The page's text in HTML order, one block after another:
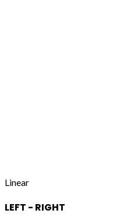
Linear
LEFT - RIGHT